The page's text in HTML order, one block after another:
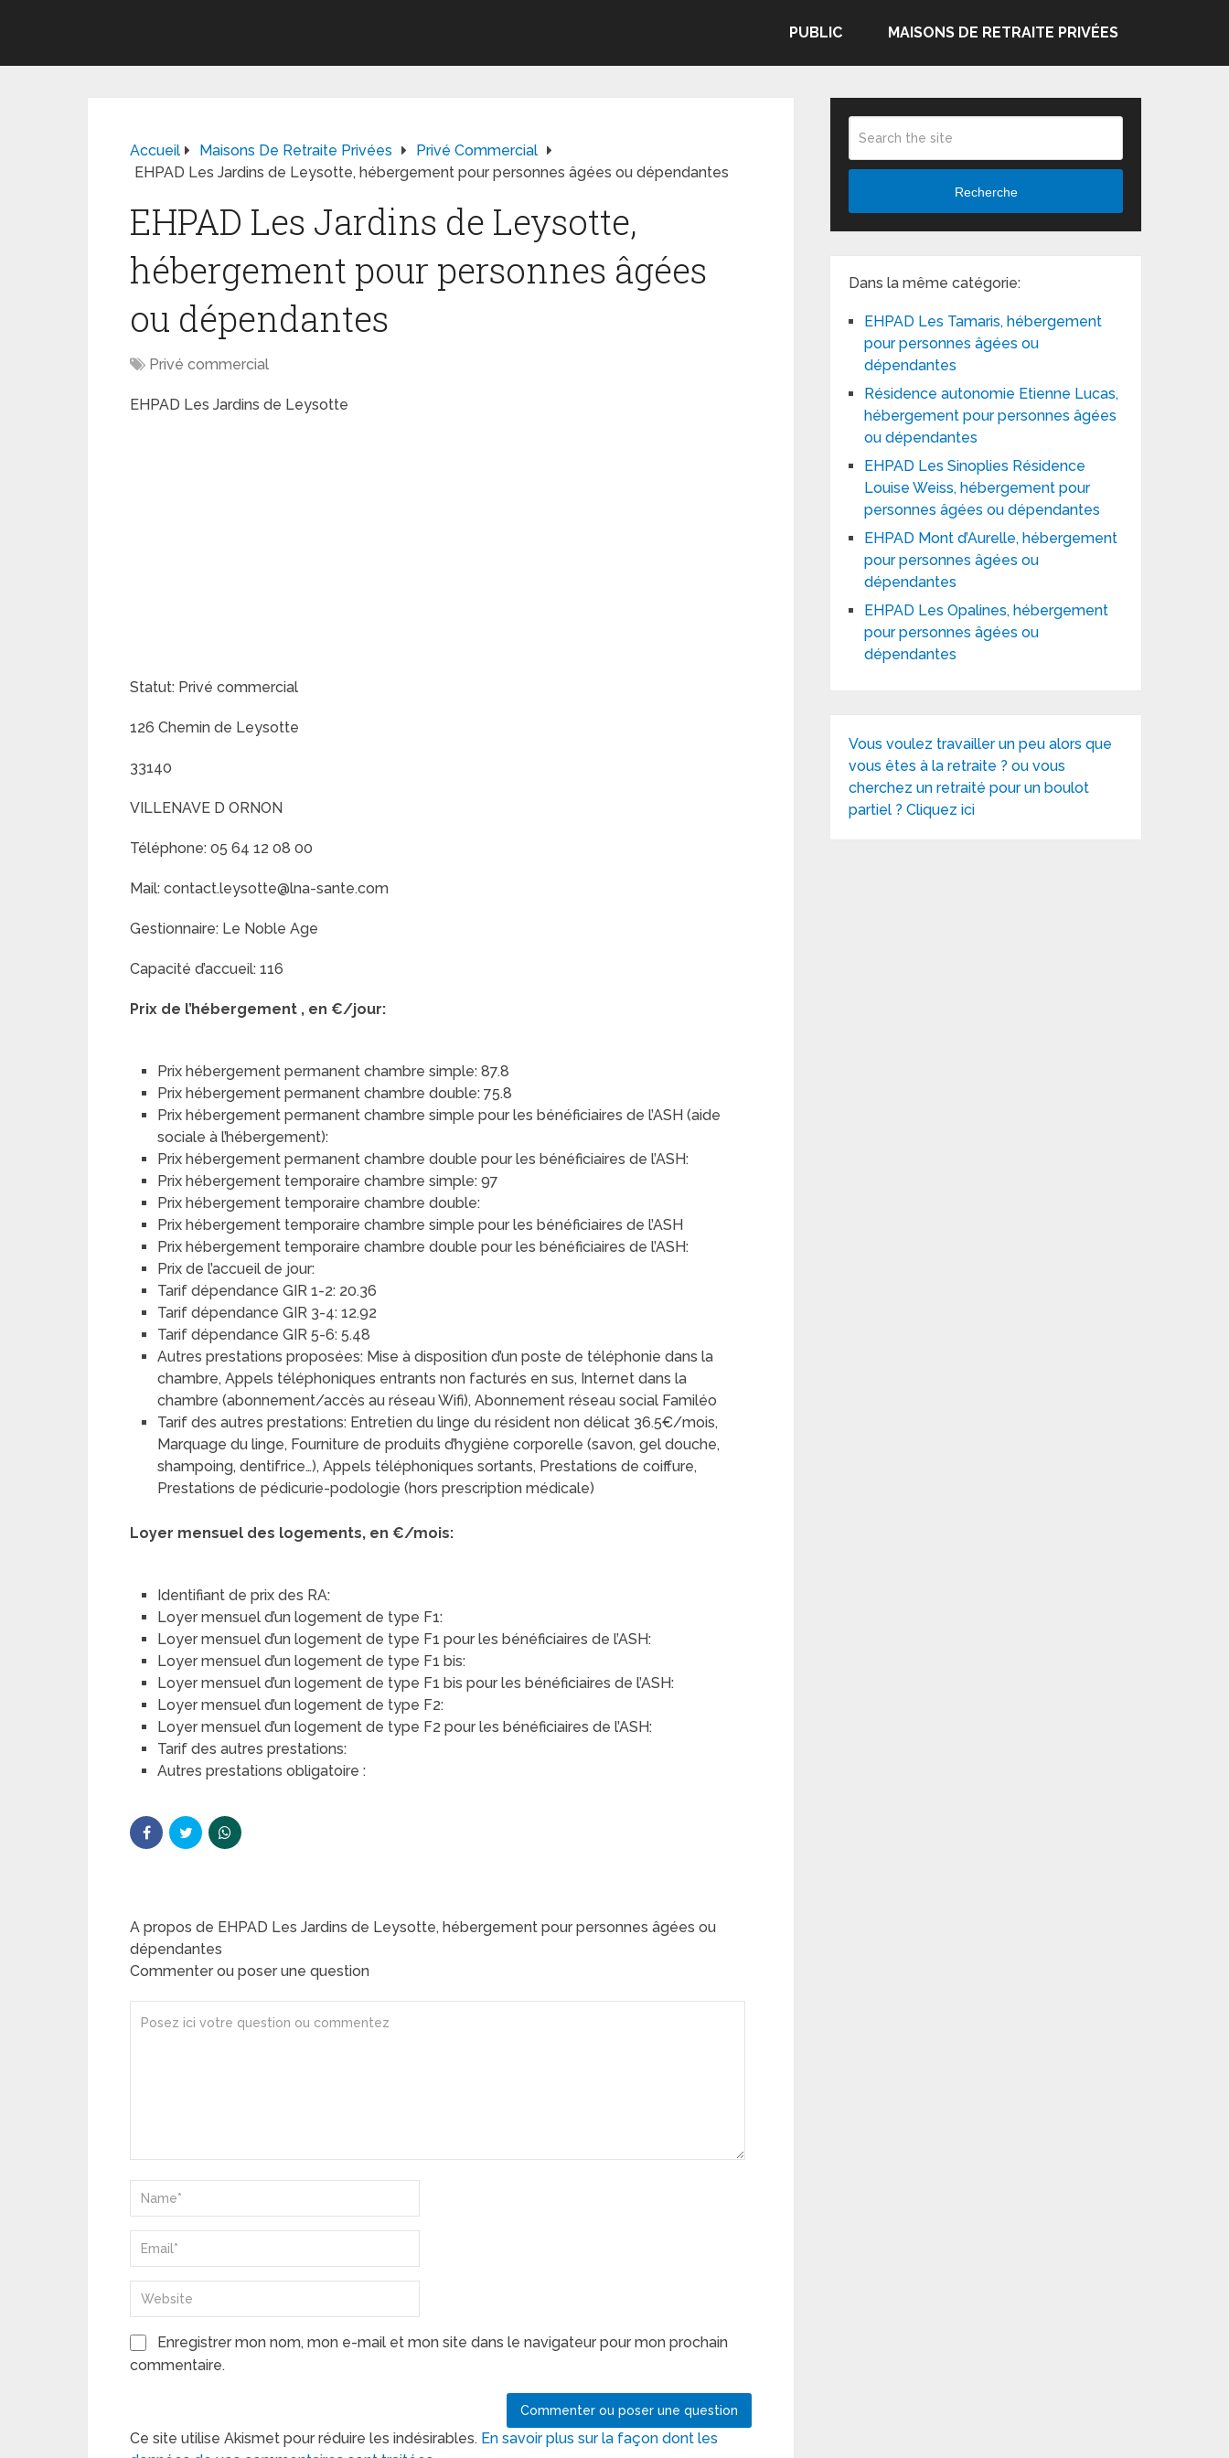
PUBLIC MAISONS DE RETRAITE PRIVÉES
Accueil Maisons De Retraite Privées
Privé Commercial
EHPAD Les Jardins de Leysotte, hébergement pour personnes âgées ou dépendantes
EHPAD Les Jardins de Leysotte,
hébergement pour personnes âgées
ou dépendantes
Privé commercial
EHPAD Les Jardins de Leysotte
Statut: Privé commercial
126 Chemin de Leysotte
33140
VILLENAVE D ORNON
Téléphone: 05 64 12 08 00
Mail: contact.leysotte@lna-sante.com
Gestionnaire: Le Noble Age
Capacité d’accueil: 116
Prix de l’hébergement , en €/jour:
Prix hébergement permanent chambre simple: 87.8
Prix hébergement permanent chambre double: 75.8
Prix hébergement permanent chambre simple pour les bénéficiaires de l’ASH (aide
sociale à l’hébergement):
Prix hébergement permanent chambre double pour les bénéficiaires de l’ASH:
Prix hébergement temporaire chambre simple: 97
Prix hébergement temporaire chambre double:
Prix hébergement temporaire chambre simple pour les bénéficiaires de l’ASH
Prix hébergement temporaire chambre double pour les bénéficiaires de l’ASH:
Prix de l’accueil de jour:
Tarif dépendance GIR 1-2: 20.36
Tarif dépendance GIR 3-4: 12.92
Tarif dépendance GIR 5-6: 5.48
Autres prestations proposées: Mise à disposition d’un poste de téléphonie dans la
chambre, Appels téléphoniques entrants non facturés en sus, Internet dans la
chambre (abonnement/accès au réseau Wifi), Abonnement réseau social Familéo
Tarif des autres prestations: Entretien du linge du résident non délicat 36.5€/mois,
Marquage du linge, Fourniture de produits d’hygiène corporelle (savon, gel douche,
shampoing, dentifrice…), Appels téléphoniques sortants, Prestations de coiffure,
Prestations de pédicurie-podologie (hors prescription médicale)
Loyer mensuel des logements, en €/mois:
Identifiant de prix des RA:
Loyer mensuel d’un logement de type F1:
Loyer mensuel d’un logement de type F1 pour les bénéficiaires de l’ASH:
Loyer mensuel d’un logement de type F1 bis:
Loyer mensuel d’un logement de type F1 bis pour les bénéficiaires de l’ASH:
Loyer mensuel d’un logement de type F2:
Loyer mensuel d’un logement de type F2 pour les bénéficiaires de l’ASH:
Tarif des autres prestations:
Autres prestations obligatoire :
A propos de EHPAD Les Jardins de Leysotte, hébergement pour personnes âgées ou
dépendantes
Commenter ou poser une question
Enregistrer mon nom, mon e-mail et mon site dans le navigateur pour mon prochain
commentaire.
Ce site utilise Akismet pour réduire les indésirables. En savoir plus sur la façon dont les
Recherche
Dans la même catégorie:
EHPAD Les Tamaris, hébergement
pour personnes âgées ou
dépendantes
Résidence autonomie Etienne Lucas,
hébergement pour personnes âgées
ou dépendantes
EHPAD Les Sinoplies Résidence
Louise Weiss, hébergement pour
personnes âgées ou dépendantes
EHPAD Mont d’Aurelle, hébergement
pour personnes âgées ou
dépendantes
EHPAD Les Opalines, hébergement
pour personnes âgées ou
dépendantes
Vous voulez travailler un peu alors que
vous êtes à la retraite ? ou vous
cherchez un retraité pour un boulot
partiel ? Cliquez ici